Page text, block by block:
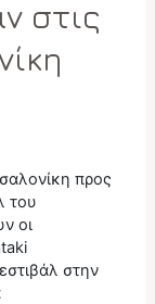
στις
προς
του
οι
στην